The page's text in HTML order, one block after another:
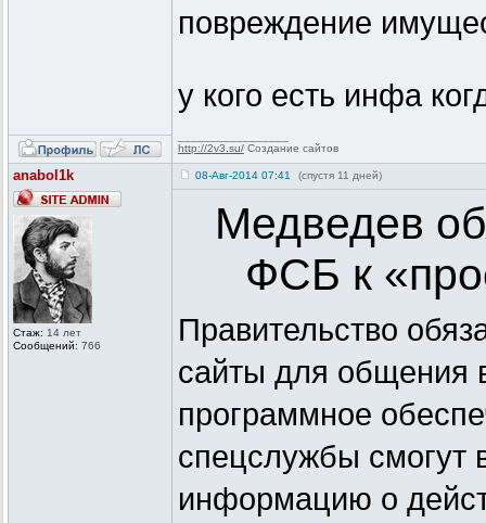
повреждение
у кого есть инфа
http://2v3.su/ Создание сайтов
anabol1k
Стаж: 14 лет
Сообщений: 766
08-Авг-2014 07:41 (спустя 11 дней)
Медведев
ФСБ к
Правительство
сайты для общения
программное
спецслужбы смогут
информацию о